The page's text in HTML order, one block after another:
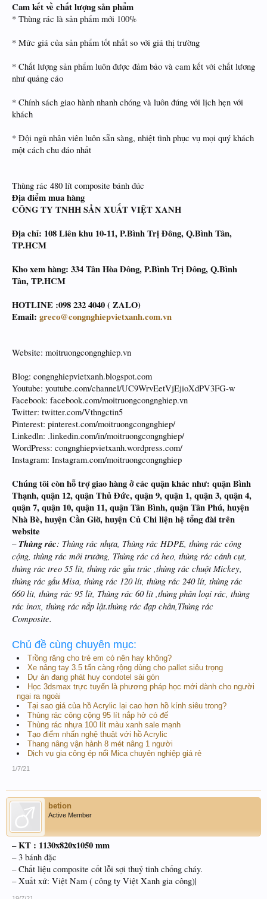
Cam kết về chất lượng sản phẩm
* Thùng rác là sản phẩm mới 100%
* Mức giá của sản phẩm tốt nhất so với giá thị trường
* Chất lượng sản phẩm luôn được đảm bảo và cam kết với chất lương
như quảng cáo
* Chính sách giao hành nhanh chóng và luôn đúng với lịch hẹn với
khách
* Đội ngủ nhân viên luôn sẵn sàng, nhiệt tình phục vụ mọi quý khách
một cách chu đáo nhất
Thùng rác 480 lít composite bánh đúc
Địa điểm mua hàng
CÔNG TY TNHH SẢN XUẤT VIỆT XANH
Địa chỉ: 108 Liên khu 10-11, P.Bình Trị Đông, Q.Bình Tân,
TP.HCM
Kho xem hàng: 334 Tân Hòa Đông, P.Bình Trị Đông, Q.Bình
Tân, TP.HCM
HOTLINE :098 232 4040 ( ZALO)
Email: greco@congnghiepvietxanh.com.vn
Website: moitruongcongnghiep.vn
Blog: congnghiepvietxanh.blogspot.com
Youtube: youtube.com/channel/UC9WrvEetVjEjioXdPV3FG-w
Facebook: facebook.com/moitruongcongnghiep.vn
Twitter: twitter.com/Vthngctin5
Pinterest: pinterest.com/moitruongcongnghiep/
Linkedln: .linkedin.com/in/moitruongcongnghiep/
WordPress: congnghiepvietxanh.wordpress.com/
Instagram: Instagram.com/moitruongcongnghiep
Chúng tôi còn hỗ trợ giao hàng ở các quận khác như: quận Bình
Thạnh, quận 12, quận Thủ Đức, quận 9, quận 1, quận 3, quận 4,
quận 7, quận 10, quận 11, quận Tân Bình, quận Tân Phú, huyện
Nhà Bè, huyện Cần Giờ, huyện Củ Chi liện hệ tổng đài trên
website
– Thùng rác: Thùng rác nhựa, Thùng rác HDPE, thùng rác công
cộng, thùng rác môi trường, Thùng rác cá heo, thùng rác cánh cụt,
thùng rác treo 55 lít, thùng rác gấu trúc ,thùng rác chuột Mickey,
thùng rác gấu Misa, thùng rác 120 lít, thùng rác 240 lít, thùng rác
660 lít, thùng rác 95 lít, Thùng rác 60 lít ,thùng phân loại rác, thùng
rác inox, thùng rác nắp lật.thùng rác đạp chân,Thùng rác
Composite.
Chủ đề cùng chuyên mục:
Trồng răng cho trẻ em có nên hay không?
Xe nâng tay 3.5 tấn càng rộng dùng cho pallet siêu trọng
Dự án đang phát huy condotel sài gòn
Học 3dsmax trực tuyến là phương pháp học mới dành cho người
ngại ra ngoài
Tại sao giá của hồ Acrylic lại cao hơn hồ kính siêu trong?
Thùng rác công cộng 95 lít nắp hở có đế
Thùng rác nhựa 100 lít màu xanh sale mạnh
Tạo điểm nhấn nghệ thuật với hồ Acrylic
Thang nâng vận hành 8 mét nâng 1 người
Dịch vụ gia công ép nổi Mica chuyên nghiệp giá rẻ
1/7/21
betion
Active Member
– KT : 1130x820x1050 mm
– 3 bánh đặc
– Chất liệu composite cốt lỗi sợi thuỷ tinh chống cháy.
– Xuất xứ: Việt Nam ( công ty Việt Xanh gia công)|